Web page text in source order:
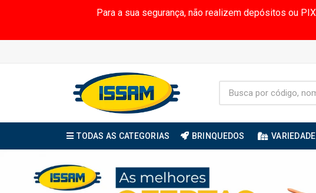
Para a sua segurança, não realizem depósitos ou
TODAS AS CATEGORIAS BRINQUEDOS